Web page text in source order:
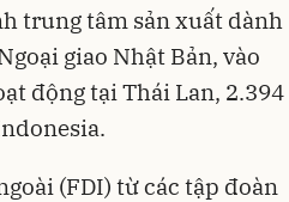
trung tâm sản xuất dành
giao Nhật Bản, vào
động tại Thái Lan, 2.394
(FDI) từ các tập đoàn